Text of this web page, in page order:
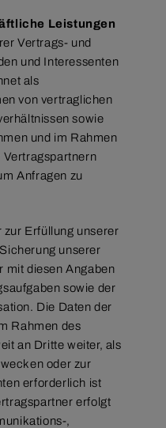
Leistungen
Vertrags- und
und Interessenten
als
von vertraglichen
sowie
und im Rahmen
Anfragen zu
zur Erfüllung unserer
unserer
mit diesen Angaben
sowie der
Die Daten der
Rahmen des
an Dritte weiter, als
oder zur
erforderlich ist
erfolgt
,